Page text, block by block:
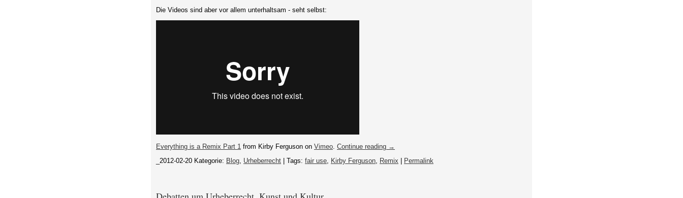
Die Videos sind aber vor allem unterhaltsam - seht selbst:
Everything is a Remix Part 1 from Kirby Ferguson on Vimeo. Continue reading →
_2012-02-20 Kategorie: Blog, Urheberrecht | Tags: fair use, Kirby Ferguson, Remix Permalink